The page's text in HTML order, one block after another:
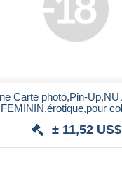
Carte photo,Pin-
FEMININ,érotique,pour
± 11,52 US$